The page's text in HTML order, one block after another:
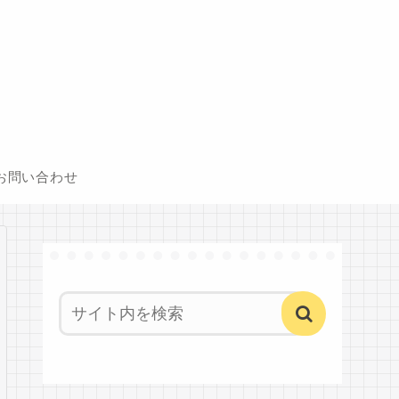
問い合わせ